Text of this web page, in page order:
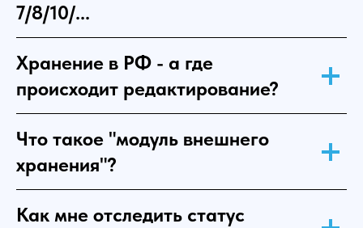
7/8/10/...
Хранение в РФ - а где
происходит редактирование?
Что такое "модуль внешнего
хранения"?
Как мне отследить статус